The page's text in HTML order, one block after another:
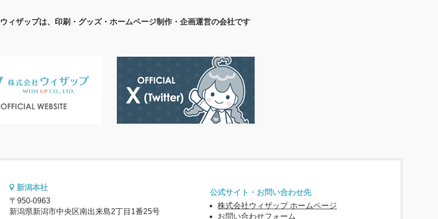
ィザップは、印刷・グッズ・ホームページ制作・企画運営の会社です
新潟本社
〒950-0963
新潟県新潟市中央区南出来島2丁目1番25号
公式サイト・お問い合わせ先
株式会社ウィザップ ホームページ
お問い合わせフォーム